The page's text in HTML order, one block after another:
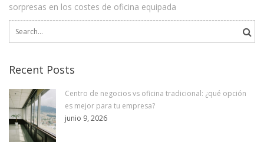
sorpresas en los costes de oficina equipada
Search
Recent Posts
Centro de negocios vs oficina tradicional: ¿qué opción
es mejor para tu empresa?
junio 9, 2026